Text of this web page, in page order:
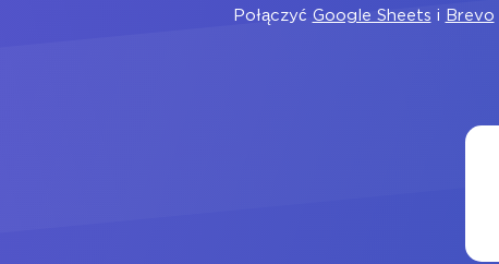
Połączyć Google Sheets i Brevo